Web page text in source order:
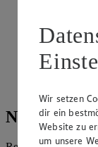
köcheln
Mettenden
Minuten
Nährwerte
Wir setzen
dir ein
Website zu
um unsere